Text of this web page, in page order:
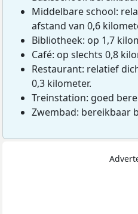
Middelbare school:
afstand van 0,6
Bibliotheek: op 1,7
Café: op slechts 0,8
Restaurant: relatief
0,3 kilometer.
Treinstation: goed
Zwembad: bereikbaar